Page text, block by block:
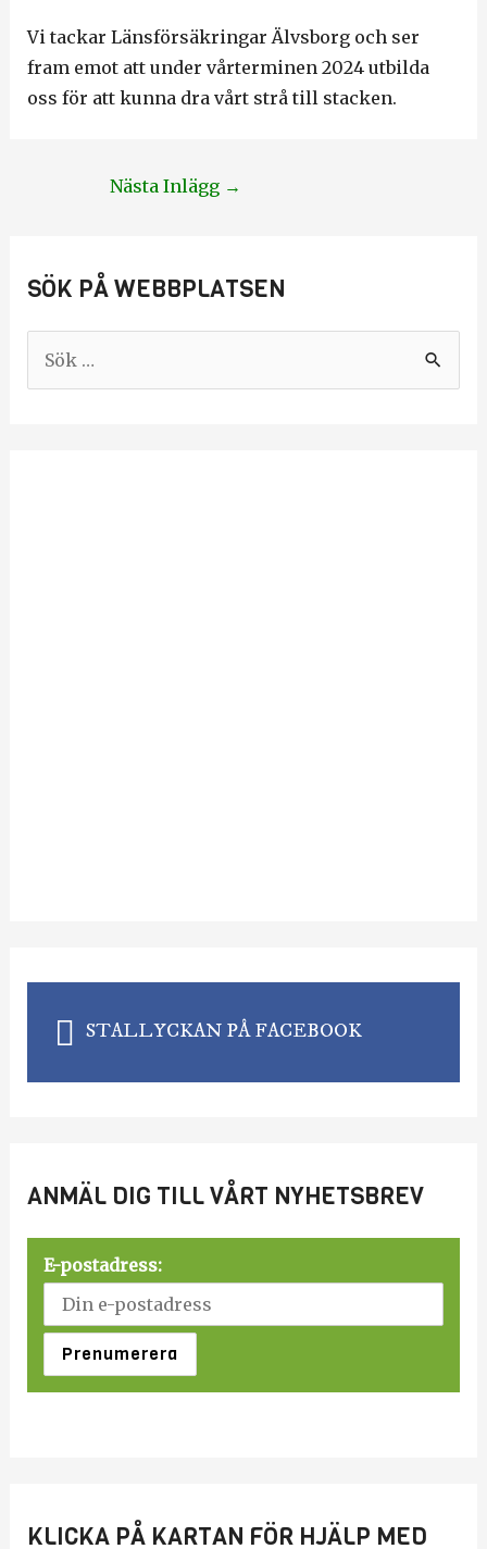
Vi tackar Länsförsäkringar Älvsborg och ser
fram emot att under vårterminen 2024 utbilda
oss för att kunna dra vårt strå till stacken.
Nästa Inlägg →
SÖK PÅ WEBBPLATSEN
STALLYCKAN PÅ FACEBOOK
ANMÄL DIG TILL VÅRT NYHETSBREV
E-postadress:
KLICKA PÅ KARTAN FÖR HJÄLP MED